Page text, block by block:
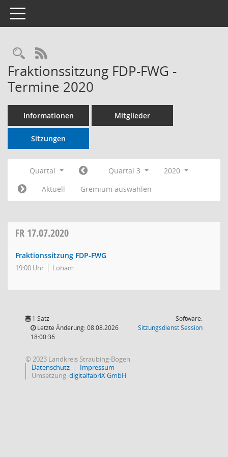
Toggle navigation
RSS-Feed
Fraktionssitzung FDP-FWG -
Termine 2020
Informationen Mitglieder
Sitzungen
Quartal Quartal 3
2020
Aktuell
Gremium auswählen
FR 17.07.2020
Fraktionssitzung FDP-FWG
19:00 Uhr Loham
1 Satz
Letzte Änderung: 08.08.2026
18:00:36
Software:
SitzungsdienstSession(Wird in
© 2023 Landkreis Straubing-Bogen
Datenschutz
Impressum
Umsetzung:digitalfabriX GmbH